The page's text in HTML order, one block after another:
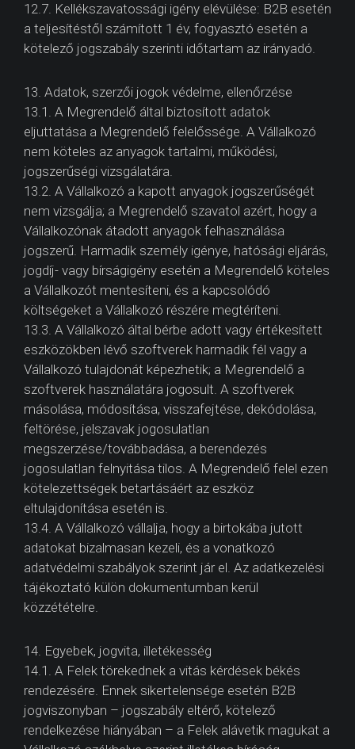
12.7. Kellékszavatossági igény elévülése: B2B esetén
a teljesítéstől számított 1 év, fogyasztó esetén a
kötelező jogszabály szerinti időtartam az irányadó.
13. Adatok, szerzői jogok védelme, ellenőrzése
13.1. A Megrendelő által biztosított adatok
eljuttatása a Megrendelő felelőssége. A Vállalkozó
nem köteles az anyagok tartalmi, működési,
jogszerűségi vizsgálatára.
13.2. A Vállalkozó a kapott anyagok jogszerűségét
nem vizsgálja; a Megrendelő szavatol azért, hogy a
Vállalkozónak átadott anyagok felhasználása
jogszerű. Harmadik személy igénye, hatósági eljárás,
jogdíj- vagy bírságigény esetén a Megrendelő köteles
a Vállalkozót mentesíteni, és a kapcsolódó
költségeket a Vállalkozó részére megtéríteni.
13.3. A Vállalkozó által bérbe adott vagy értékesített
eszközökben lévő szoftverek harmadik fél vagy a
Vállalkozó tulajdonát képezhetik; a Megrendelő a
szoftverek használatára jogosult. A szoftverek
másolása, módosítása, visszafejtése, dekódolása,
feltörése, jelszavak jogosulatlan
megszerzése/továbbadása, a berendezés
jogosulatlan felnyitása tilos. A Megrendelő felel ezen
kötelezettségek betartásáért az eszköz
eltulajdonítása esetén is.
13.4. A Vállalkozó vállalja, hogy a birtokába jutott
adatokat bizalmasan kezeli, és a vonatkozó
adatvédelmi szabályok szerint jár el. Az adatkezelési
tájékoztató külön dokumentumban kerül
közzétételre.
14. Egyebek, jogvita, illetékesség
14.1. A Felek törekednek a vitás kérdések békés
rendezésére. Ennek sikertelensége esetén B2B
jogviszonyban – jogszabály eltérő, kötelező
rendelkezése hiányában – a Felek alávetik magukat a